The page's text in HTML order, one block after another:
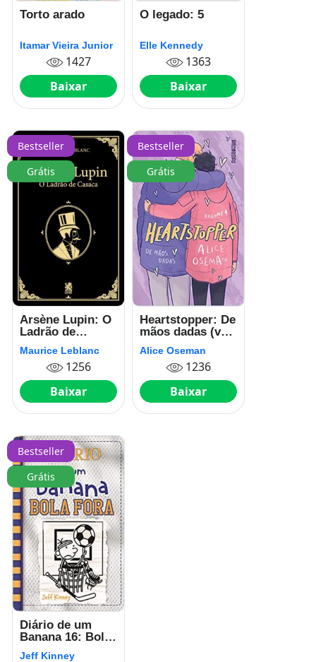
Torto arado
Itamar Vieira Junior
1427
Baixar
O legado: 5
Elle Kennedy
1363
Baixar
Bestseller
Grátis
Arsène Lupin: O
Ladrão de
Casaca
Maurice Leblanc
1256
Baixar
Bestseller
Grátis
Heartstopper: De
mãos dadas (vol.
4)
Alice Oseman
1236
Baixar
Bestseller
Grátis
Diário de um
Banana 16: Bola
Fora
Jeff Kinney